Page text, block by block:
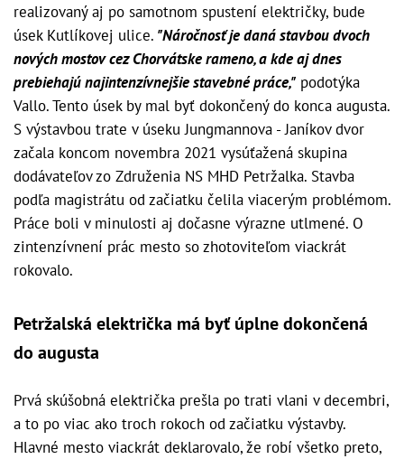
realizovaný aj po samotnom spustení električky, bude
úsek Kutlíkovej ulice. "Náročnosť je daná stavbou dvoch
nových mostov cez Chorvátske rameno, a kde aj dnes
prebiehajú najintenzívnejšie stavebné práce," podotýka
Vallo. Tento úsek by mal byť dokončený do konca augusta.
S výstavbou trate v úseku Jungmannova - Janíkov dvor
začala koncom novembra 2021 vysúťažená skupina
dodávateľov zo Združenia NS MHD Petržalka. Stavba
podľa magistrátu od začiatku čelila viacerým problémom.
Práce boli v minulosti aj dočasne výrazne utlmené. O
zintenzívnení prác mesto so zhotoviteľom viackrát
rokovalo.
Petržalská električka má byť úplne dokončená
do augusta
Prvá skúšobná električka prešla po trati vlani v decembri,
a to po viac ako troch rokoch od začiatku výstavby.
Hlavné mesto viackrát deklarovalo, že robí všetko preto,